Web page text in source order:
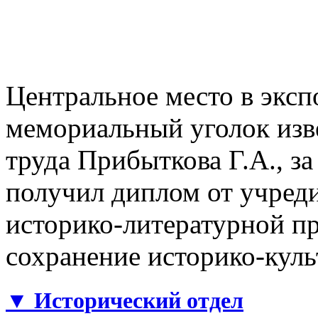
Центральное место в
мемориальный уголок
труда Прибыткова Г.А.,
получил диплом от
историко-литературной
сохранение историко-
▼ Исторический отдел